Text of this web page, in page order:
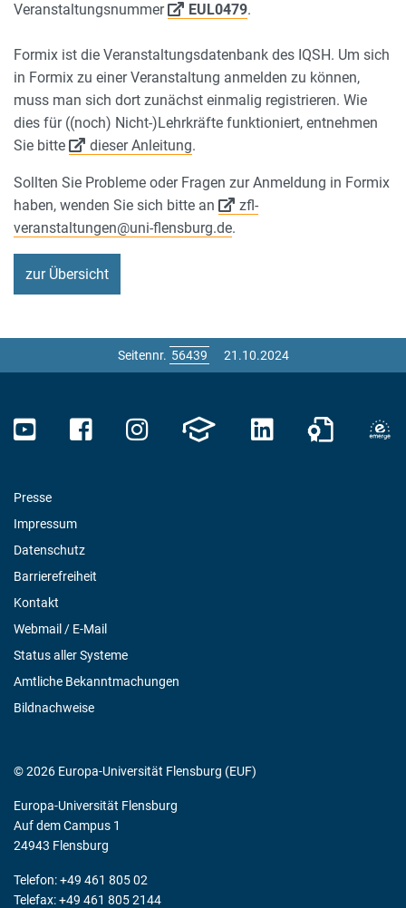
Veranstaltungsnummer
EUL0479.
Formix ist die Veranstaltungsdatenbank des IQSH. Um sich
in Formix zu einer Veranstaltung anmelden zu können,
muss man sich dort zunächst einmalig registrieren. Wie
dies für ((noch) Nicht-)Lehrkräfte funktioniert, entnehmen
Sie bitte
dieser Anleitung.
Sollten Sie Probleme oder Fragen zur Anmeldung in Formix
haben, wenden Sie sich bitte an
zfl-
veranstaltungen@uni-flensburg.de.
zur Übersicht
Seitennr. 21.10.2024
Presse
Impressum
Datenschutz
Barrierefreiheit
Kontakt
Webmail / E-Mail
Status aller Systeme
Amtliche Bekanntmachungen
Bildnachweise
© 2026 Europa-Universität Flensburg (EUF)
Europa-Universität Flensburg
Auf dem Campus 1
24943 Flensburg
Telefon: +49 461 805 02
Telefax: +49 461 805 2144